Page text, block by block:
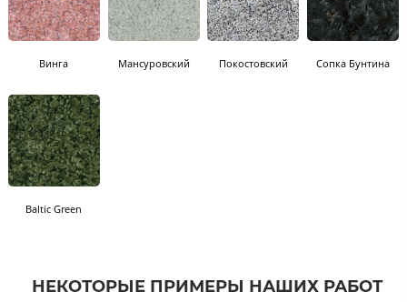
Винга Мансуровский Покостовский Сопка Бунтина
Baltic Green
НЕКОТОРЫЕ ПРИМЕРЫ НАШИХ РАБОТ